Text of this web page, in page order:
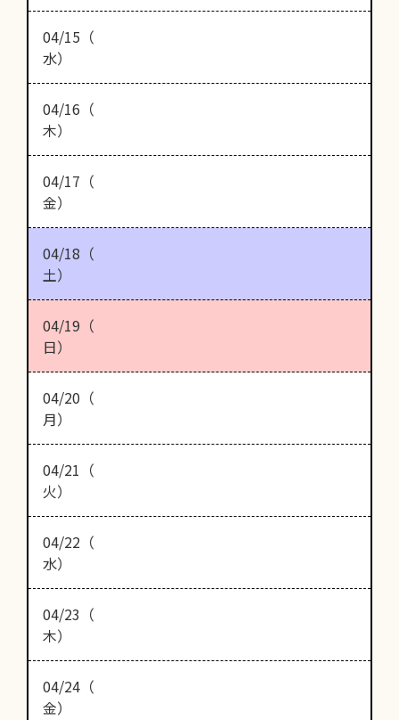
04/15（
水）
04/16（
木）
04/17（
金）
04/18（
土）
04/19（
日）
04/20（
月）
04/21（
火）
04/22（
水）
04/23（
木）
04/24（
金）